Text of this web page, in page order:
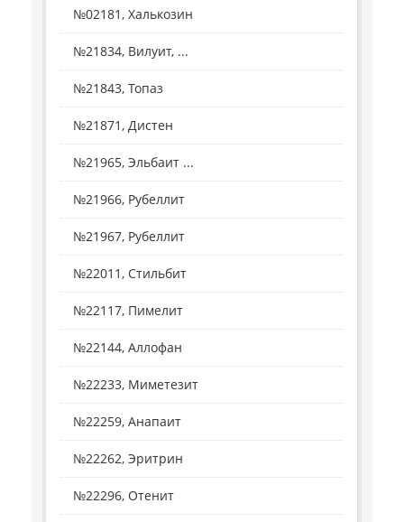
№02181, Халькозин
№21834, Вилуит, ...
№21843, Топаз
№21871, Дистен
№21965, Эльбаит ...
№21966, Рубеллит
№21967, Рубеллит
№22011, Стильбит
№22117, Пимелит
№22144, Аллофан
№22233, Миметезит
№22259, Анапаит
№22262, Эритрин
№22296, Отенит